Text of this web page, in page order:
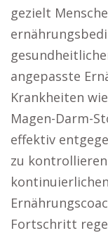
gezielt
angepasste
Krankheiten
Magen-Darm-
effektiv
zu
Fortschritt